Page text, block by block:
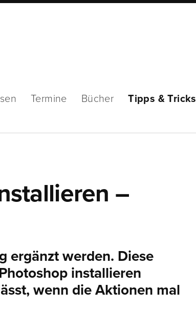
Termine Bücher Tipps & Tricks
–
ergänzt werden. Diese
installieren
wenn die Aktionen mal